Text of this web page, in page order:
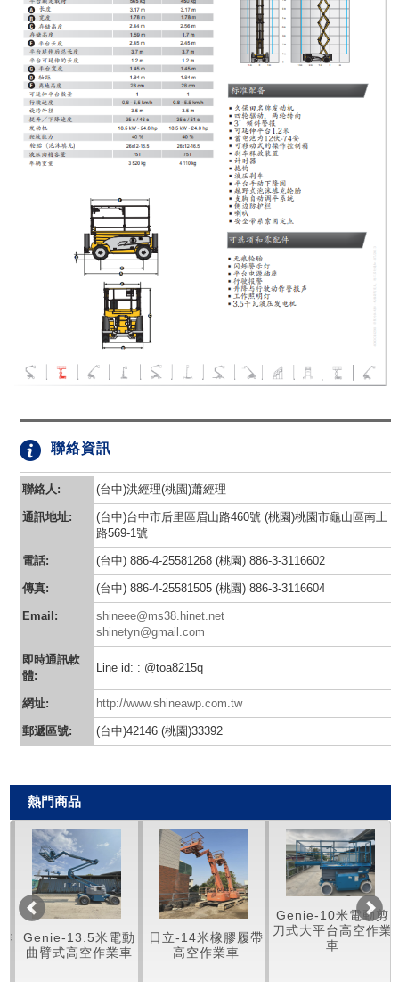
聯絡資訊
聯絡人: (台中)洪經理(桃園)蕭經理
通訊地址:
(台中)台中市后里區眉山路460號 (桃園)桃園市龜山區南上
路569-1號
電話: (台中) 886-4-25581268 (桃園) 886-3-3116602
傳真: (台中) 886-4-25581505 (桃園) 886-3-3116604
Email:
shineee@ms38.hinet.net
shinetyn@gmail.com
即時通訊軟
體:
Line id: : @toa8215q
網址: http://www.shineawp.com.tw
郵遞區號: (台中)42146 (桃園)33392
熱門商品
Genie-13.5米電動
曲臂式高空作業車
日立-14米橡膠履帶
高空作業車
Genie-10米電動剪
刀式大平台高空作業
車